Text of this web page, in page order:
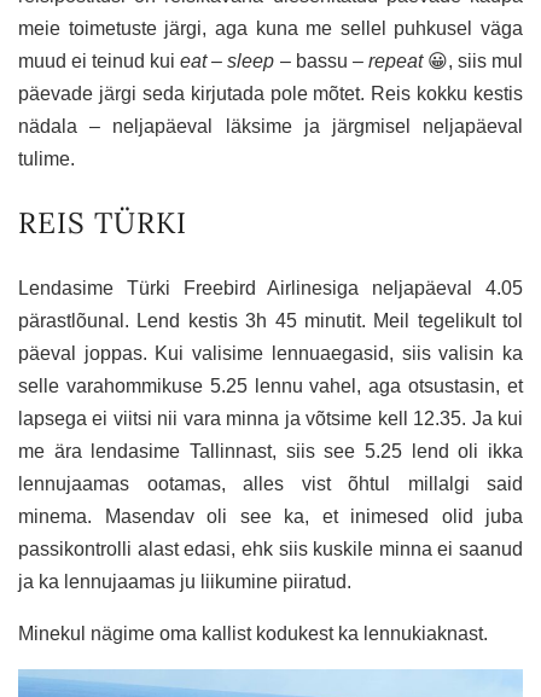
meie toimetuste järgi, aga kuna me sellel puhkusel väga
muud ei teinud kuieat – sleep – bassu – repeat😀, siis mul
päevade järgi seda kirjutada pole mõtet. Reis kokku kestis
nädala – neljapäeval läksime ja järgmisel neljapäeval
tulime.
REIS TÜRKI
Lendasime Türki Freebird Airlinesiga neljapäeval 4.05
pärastlõunal. Lend kestis 3h 45 minutit. Meil tegelikult tol
päeval joppas. Kui valisime lennuaegasid, siis valisin ka
selle varahommikuse 5.25 lennu vahel, aga otsustasin, et
lapsega ei viitsi nii vara minna ja võtsime kell 12.35. Ja kui
me ära lendasime Tallinnast, siis see 5.25 lend oli ikka
lennujaamas ootamas, alles vist õhtul millalgi said
minema. Masendav oli see ka, et inimesed olid juba
passikontrolli alast edasi, ehk siis kuskile minna ei saanud
ja ka lennujaamas ju liikumine piiratud.
Minekul nägime oma kallist kodukest ka lennukiaknast.